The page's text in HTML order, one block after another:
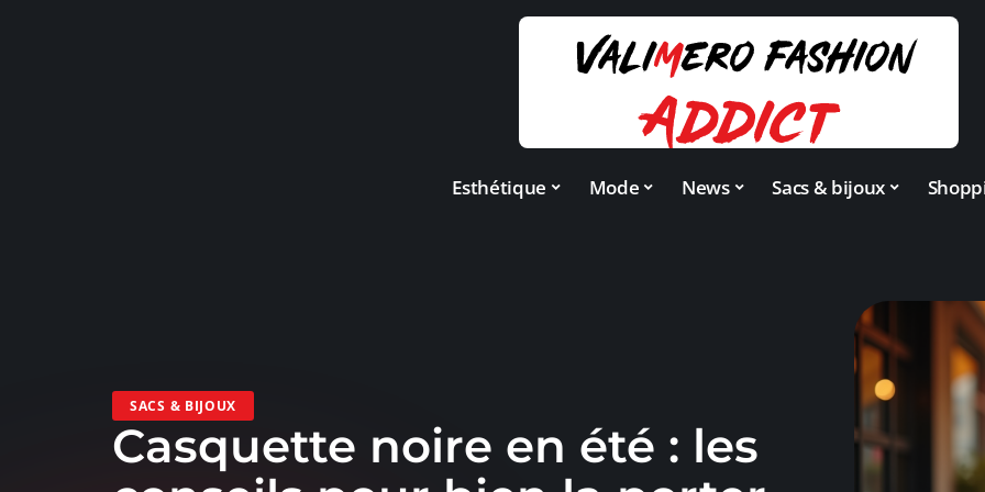
Esthétique Mode News Sacs & bijoux
SACS & BIJOUX
Casquette noire en été : les